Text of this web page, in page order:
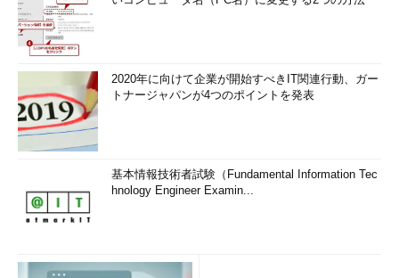
2020年に向けて企業が開始すべきIT関連行動、ガー
トナージャパンが4つのポイントを発表
基本情報技術者試験（Fundamental Information Tec
hnology Engineer Examin...